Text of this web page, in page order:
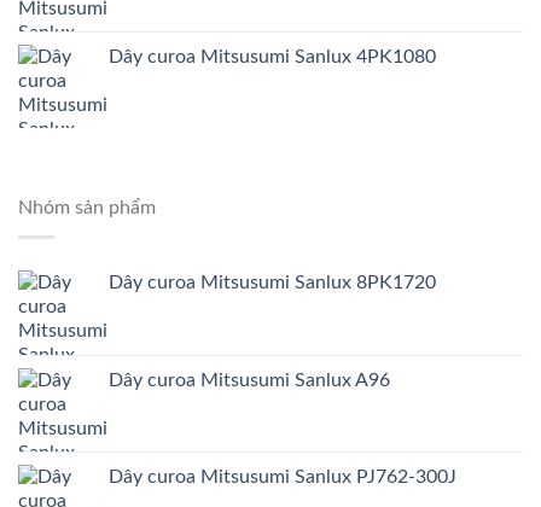
Dây curoa Mitsusumi Sanlux 4PK1080
Nhóm sản phẩm
Dây curoa Mitsusumi Sanlux 8PK1720
Dây curoa Mitsusumi Sanlux A96
Dây curoa Mitsusumi Sanlux PJ762-300J